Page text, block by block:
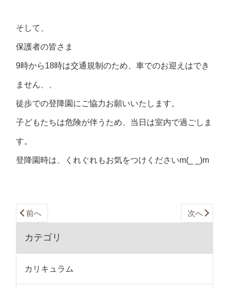
そして、
保護者の皆さま
9時から18時は交通規制のため、車でのお迎えはでき
ません、、
徒歩での登降園にご協力お願いいたします。
子どもたちは危険が伴うため、当日は室内で過ごしま
す。
登降園時は、くれぐれもお気をつけくださいm(_ _)m
前へ 次へ
カテゴリ
カリキュラム